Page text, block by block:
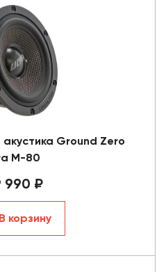
Ground Zero
M-80
990 ₽
В корзину